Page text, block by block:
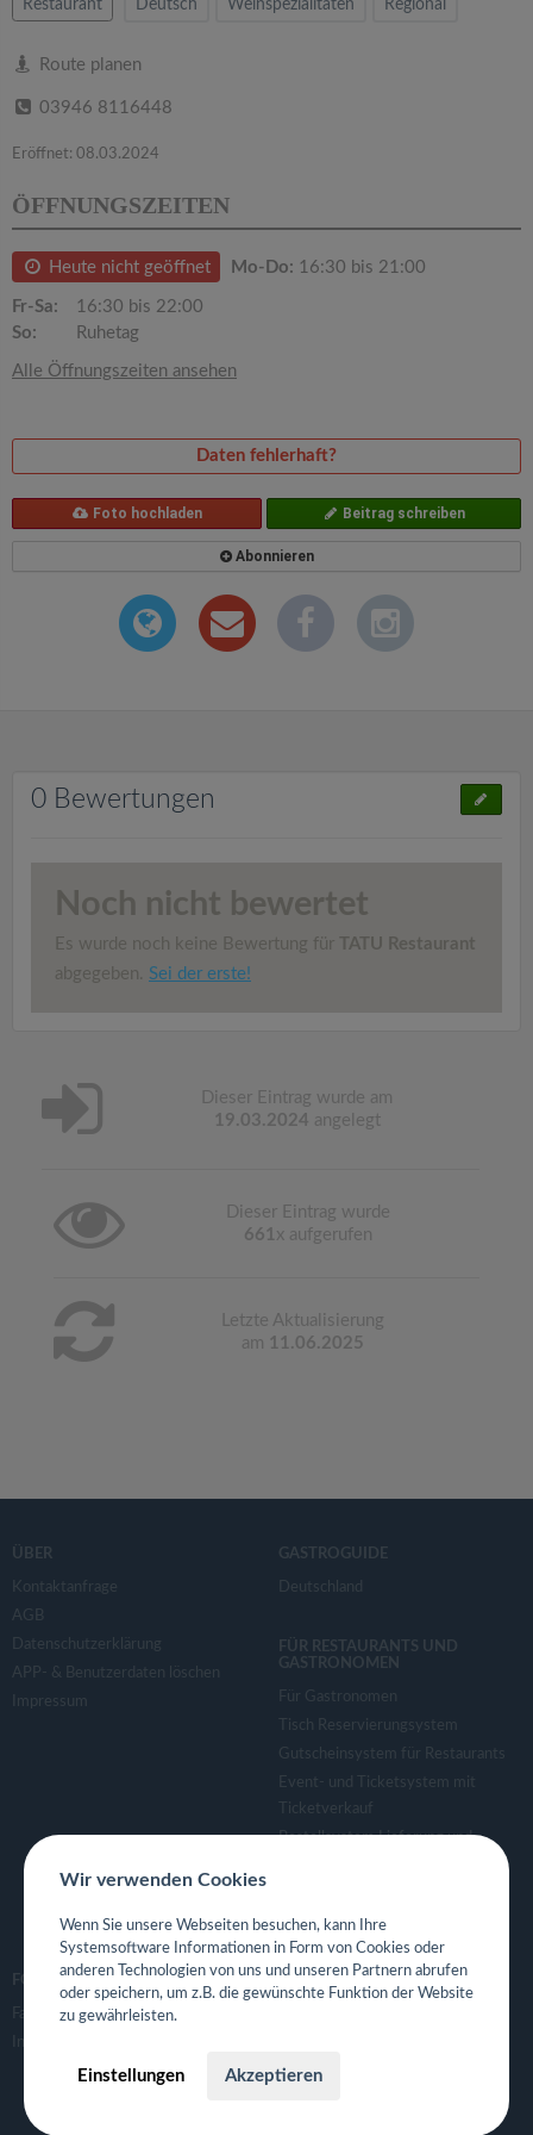
Restaurant Deutsch Weinspezialitäten Regional
Route planen
03946 8116448
Eröffnet: 08.03.2024
ÖFFNUNGSZEITEN
Heute nicht geöffnet Mo-Do: 16:30 bis 21:00
Fr-Sa:
16:30 bis 22:00
So:
Ruhetag
Alle Öffnungszeiten ansehen
Daten fehlerhaft?
Foto hochladen Beitrag schreiben
Abonnieren
0 Bewertungen
Noch nicht bewertet
Es wurde noch keine Bewertung für
TATU Restaurant
abgegeben. Sei der erste!
Dieser Eintrag wurde am
19.03.2024 angelegt
Dieser Eintrag wurde
661 x aufgerufen
Letzte Aktualisierung
am 11.06.2025
ÜBER
Kontaktanfrage
AGB
Datenschutzerklärung
APP- & Benutzerdaten löschen
Impressum
GASTROGUIDE
Deutschland
FÜR RESTAURANTS UND
GASTRONOMEN
Für Gastronomen
Tisch Reservierungsystem
Gutscheinsystem für Restaurants
Event- und Ticketsystem mit
Ticketverkauf
Bestellsystem Lieferung und
Eigene App für Restaurant
FOLGE UNS
Facebook
Instagram
Wir verwenden Cookies
Wenn Sie unsere Webseiten besuchen, kann Ihre
Systemsoftware Informationen in Form von Cookies oder
anderen Technologien von uns und unseren Partnern abrufen
oder speichern, um z.B. die gewünschte Funktion der Website
zu gewährleisten.
Einstellungen Akzeptieren
i
t
i
o
n